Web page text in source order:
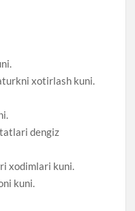
xotirlash kuni.
dengiz
xodimlari kuni.
kuni.